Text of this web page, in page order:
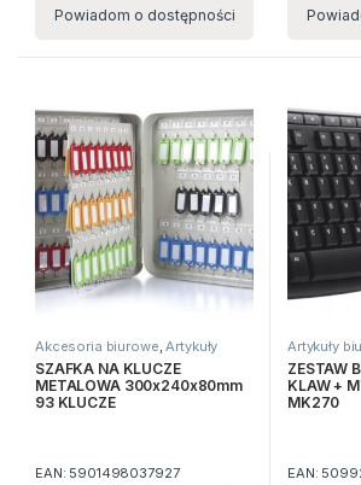
Powiadom o dostępności
Akcesoria biurowe,Artykuły
biurowe, Zawieszki i szafki na
klucze
SZAFKA NA KLUCZE
METALOWA 300x240x80mm
93 KLUCZE
EAN: 5901498037927
Artykuły
ZESTAW
KLAW +
MK270
EAN: